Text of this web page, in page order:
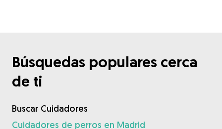
Búsquedas populares cerca
de ti
Buscar Cuidadores
Cuidadores de perros en Madrid